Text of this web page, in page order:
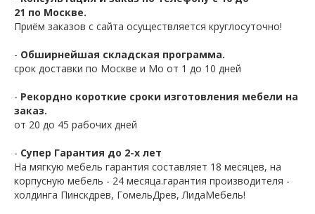
21 по Москве.
Приём заказов с сайта осуществляется круглосуточно!
- Обширнейшая складская программа.
срок доставки по Москве и Мо от 1 до 10 дней
- Рекордно короткие сроки изготовления мебели на
заказ.
от 20 до 45 рабочих дней
- Супер Гарантия до 2-х лет
На мягкую мебель гарантия составляет 18 месяцев, на
корпусную мебель - 24 месяца.гарантия производителя -
холдинга Пинскдрев, ГомельДрев, ЛидаМебель!